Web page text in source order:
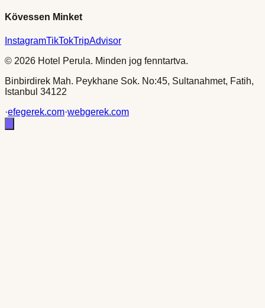
Kövessen Minket
InstagramTikTokTripAdvisor
© 2026 Hotel Perula. Minden jog fenntartva.
Binbirdirek Mah. Peykhane Sok. No:45, Sultanahmet, Fatih,
Istanbul 34122
·efegerek.com·webgerek.com